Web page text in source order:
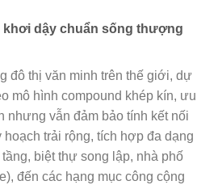
khơi dậy chuẩn sống thượng
đô thị văn minh trên thế giới, dự
mô hình compound khép kín, ưu
nhưng vẫn đảm bảo tính kết nối
trải rộng, tích hợp đa dạng
biệt thự song lập, nhà phố
đến các hạng mục công cộng